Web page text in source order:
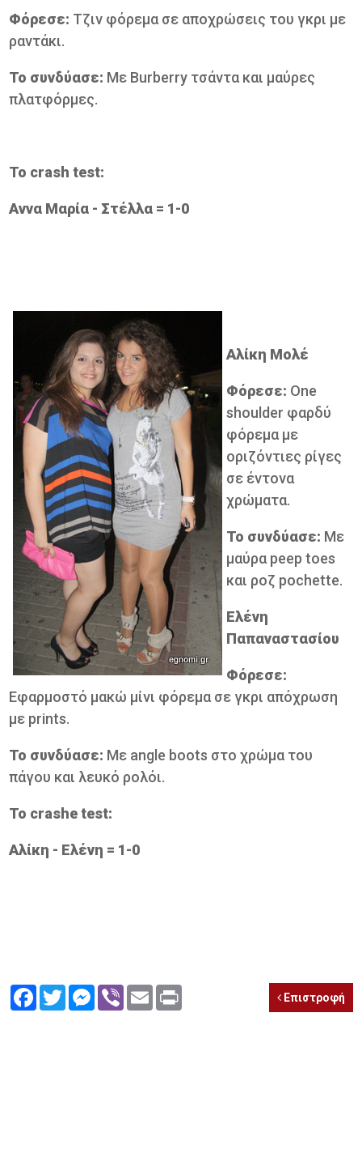
Φόρεσε: Τζιν φόρεμα σε αποχρώσεις του γκρι με
ραντάκι.
Το συνδύασε: Με Burberry τσάντα και μαύρες
πλατφόρμες.
Το crash test:
Αννα Μαρία - Στέλλα = 1-0
Αλίκη Μολέ
Φόρεσε: One
shoulder φαρδύ
φόρεμα με
οριζόντιες ρίγες
σε έντονα
χρώματα.
Το συνδύασε: Με
μαύρα peep toes
και ροζ pochette.
Ελένη
Παπαναστασίου
Φόρεσε:
Εφαρμοστό μακώ μίνι φόρεμα σε γκρι απόχρωση
με prints.
To συνδύασε: Με angle boots στο χρώμα του
πάγου και λευκό ρολόι.
Το crashe test:
Αλίκη - Ελένη = 1-0
FacebookTwitterMessenger
Viber Email Επιστροφή